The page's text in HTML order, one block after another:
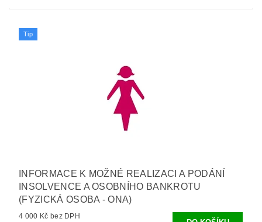
Tip
INFORMACE K MOŽNÉ REALIZACI A PODÁNÍ
INSOLVENCE A OSOBNÍHO BANKROTU
(FYZICKÁ OSOBA - ONA)
4 000 Kč bez DPH